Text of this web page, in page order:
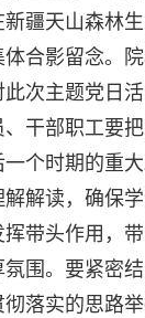
疆天山森林
合影留念。
次主题党日
干部职工要
个时期的重
解读，确保
带头作用，
围。要紧密
落实的思路